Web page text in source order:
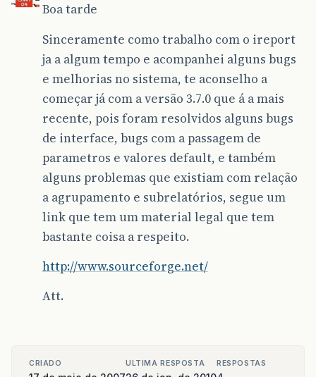
Boa tarde
Sinceramente como trabalho com o ireport
ja a algum tempo e acompanhei alguns bugs
e melhorias no sistema, te aconselho a
começar já com a versão 3.7.0 que á a mais
recente, pois foram resolvidos alguns bugs
de interface, bugs com a passagem de
parametros e valores default, e também
alguns problemas que existiam com relação
a agrupamento e subrelatórios, segue um
link que tem um material legal que tem
bastante coisa a respeito.
http://www.sourceforge.net/
Att.
CRIADO ULTIMA RESPOSTA RESPOSTAS